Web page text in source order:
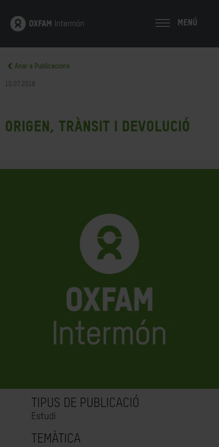
MENÚ
Anar a Publicacions
10.07.2018
Origen, trànsit i devolució
TIPUS DE PUBLICACIÓ
Estudi
TEMÀTICA